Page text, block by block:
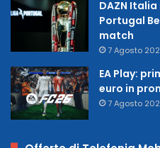
DAZN
Portugal
match
7 Agosto
EA Play:
euro in
7 Agosto